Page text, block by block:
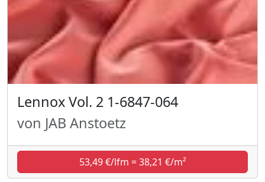
Lennox Vol. 2 1-6847-064
von JAB Anstoetz
53,49 €/lfm = 38,21 €/m²